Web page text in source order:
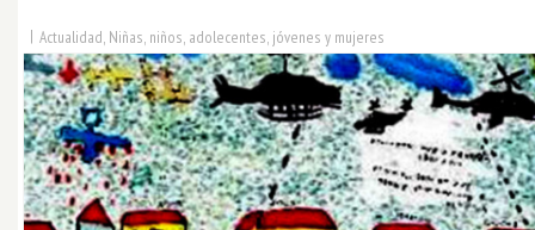
| Actualidad, Niñas, niños, adolecentes, jóvenes y mujeres